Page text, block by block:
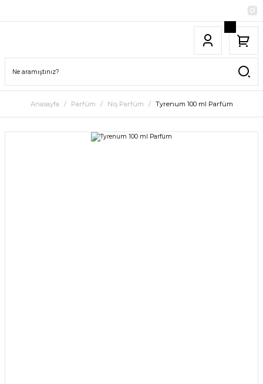
Anasayfa Parfüm Niş Parfüm Tyrenum 100 ml Parfüm